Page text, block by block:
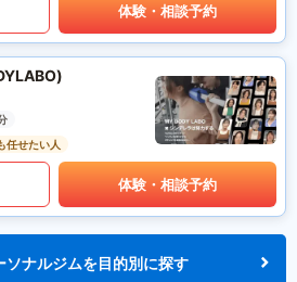
体験・相談予約
任せたい人
体験・相談予約
ナルジムを目的別に探す